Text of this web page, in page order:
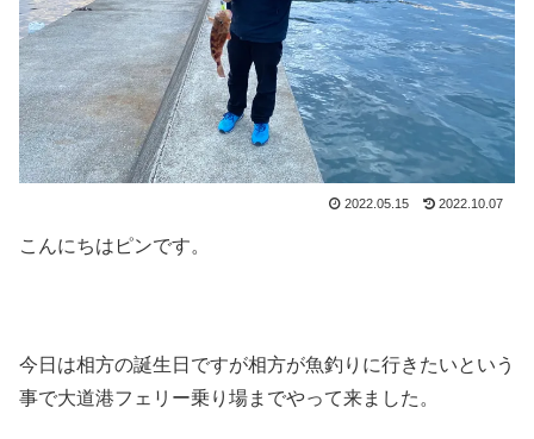
2022.05.15 2022.10.07
こんにちはピンです。
今日は相方の誕生日ですが相方が魚釣りに行きたいという
事で大道港フェリー乗り場までやって来ました。